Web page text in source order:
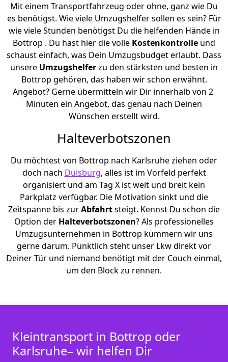
Mit einem Transportfahrzeug oder ohne, ganz wie Du
es benötigst. Wie viele Umzugshelfer sollen es sein? Für
wie viele Stunden benötigst Du die helfenden Hände in
Bottrop . Du hast hier die volle Kostenkontrolle und
schaust einfach, was Dein Umzugsbudget erlaubt. Dass
unsere Umzugshelferzu den stärksten und besten in
Bottrop gehören, das haben wir schon erwähnt.
Angebot? Gerne übermitteln wir Dir innerhalb von 2
Minuten ein Angebot, das genau nach Deinen
Wünschen erstellt wird.
Halteverbotszonen
Du möchtest von Bottrop nach Karlsruhe ziehen oder
doch nach Duisburg, alles ist im Vorfeld perfekt
organisiert und am Tag X ist weit und breit kein
Parkplatz verfügbar. Die Motivation sinkt und die
Zeitspanne bis zurAbfahrtsteigt. Kennst Du schon die
Option der Halteverbotszonen? Als professionelles
Umzugsunternehmen in Bottrop kümmern wir uns
gerne darum. Pünktlich steht unser Lkw direkt vor
Deiner Tür und niemand benötigt mit der Couch einmal,
um den Block zu rennen.
Kleintransport in Bottrop oder
Karlsruhe– wir helfen Dir